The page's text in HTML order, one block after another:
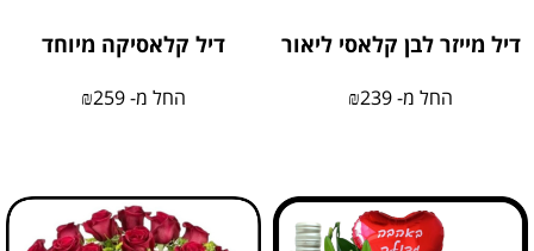
דיל מייזר לבן קלאסי ליאור
החל מ- ₪239
דיל קלאסיקה מיוחד
החל מ- ₪259